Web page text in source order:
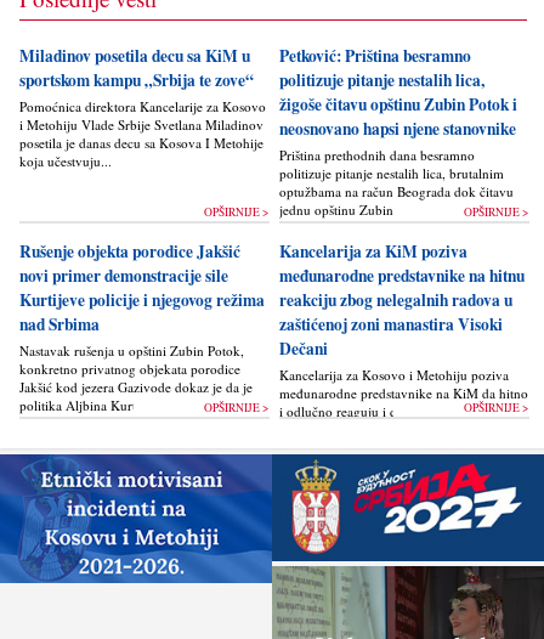
Miladinov posetila decu sa KiM u
sportskom kampu „Srbija te zove“
Pomoćnica direktora Kancelarije za Kosovo
i Metohiju Vlade Srbije Svetlana Miladinov
posetila je danas decu sa Kosova I Metohije
koja učestvuju...
OPŠIRNIJE >
Petković: Priština besramno
politizuje pitanje nestalih lica,
žigoše čitavu opštinu Zubin Potok i
neosnovano hapsi njene stanovnike
Priština prethodnih dana besramno
politizuje pitanje nestalih lica, brutalnim
optužbama na račun Beograda dok čitavu
jednu opštinu Zubin Potok žigoše...OPŠIRNIJE >
Rušenje objekta porodice Jakšić
novi primer demonstracije sile
Kurtijeve policije i njegovog režima
nad Srbima
Nastavak rušenja u opštini Zubin Potok,
konkretno privatnog objekata porodice
Jakšić kod jezera Gazivode dokaz je da je
politika Alјbina Kurtija...
OPŠIRNIJE >
Kancelarija za KiM poziva
međunarodne predstavnike na hitnu
reakciju zbog nelegalnih radova u
zaštićenoj zoni manastira Visoki
Dečani
Kancelarija za Kosovo i Metohiju poziva
međunarodne predstavnike na KiM da hitno
i odlučno reaguju i da bez odlaganja
građevinskih...
OPŠIRNIJE >